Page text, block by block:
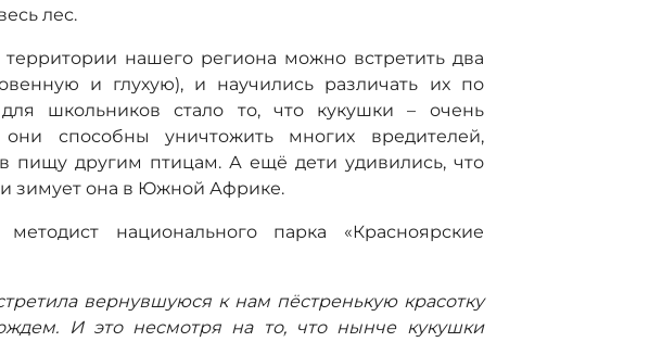
лес.
территории нашего региона можно встретить два
и глухую), и научились различать их по
школьников стало то, что кукушки – очень
способны уничтожить многих вредителей,
пищу другим птицам. А ещё дети удивились, что
и зимует она в Южной Африке.
методист национального парка «Красноярские
вернувшуюся к нам пёстренькую красотку
И это несмотря на то, что нынче кукушки